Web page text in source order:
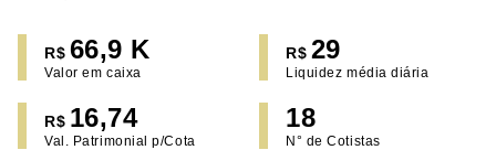
R$ 66,9 K
Valor em caixa
R$ 29
Liquidez média diária
R$ 16,74
Val. Patrimonial p/Cota
18
N° de Cotistas